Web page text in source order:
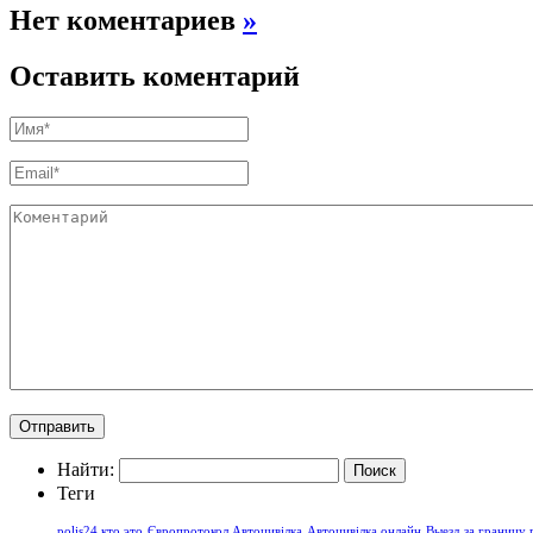
Нет коментариев »
Оставить коментарий
Найти:
Теги